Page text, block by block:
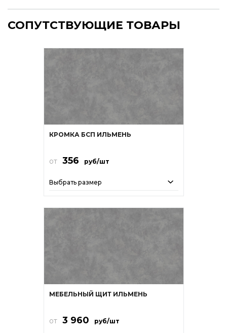
СОПУТСТВУЮЩИЕ ТОВАРЫ
КРОМКА БСП ИЛЬМЕНЬ
от 356 руб/шт
Выбрать размер
МЕБЕЛЬНЫЙ ЩИТ ИЛЬМЕНЬ
от 3 960 руб/шт